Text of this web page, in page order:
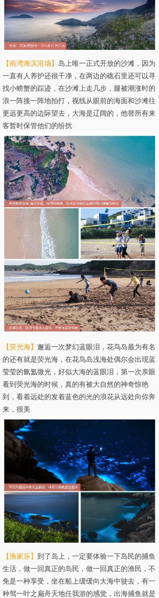
【南湾海滨浴场 】 岛上唯一正式开放的沙滩，因为
一直有人养护还很干净，在两边的礁石里还可以寻
找小螃蟹的踪迹，在沙滩上走几步，腿被潮涨时的
浪一阵接一阵地拍打，视线从眼前的海面和沙滩往
更远更高的边际望去，大海是辽阔的，他替所有来
客暂时保管他们的纷扰
【荧光海】 邂逅一次梦幻蓝眼泪， 花鸟岛最为有名
的还有就是荧光海，在花鸟岛浅海处偶尔会出现蓝
莹莹的氤氲微光，好似大海的蓝眼泪，第一次亲眼
看到荧光海的时候，真的有被大自然的神奇惊艳
到，看着远处的发着蓝色的光的浪花从远处向你奔
来，很美
【渔家乐】 到了岛上，一定要体验一下岛民的捕鱼
生活，做一回真正的岛民，做一回真正的渔民，不
免是一种享受，坐在船上缓缓向大海中驶去，有一
种驾一叶之扁舟天地任我游的感觉，出海捕鱼就是